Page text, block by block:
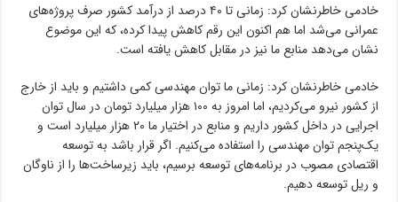
خادمی خاطرنشان کرد: زمانی تا ۴۰ درصد از درآمد کشور صرف پروژه‌های
عمرانی می‌شد اما هم اکنون این رقم کاهش پیدا کرده، که این موضوع
نشان می‌دهد منابع ما نیز در مقابل کاهش یافته است.
خادمی خاطرنشان کرد: زمانی ما توان مهندسی کمی داشتیم و باید از خارج
از کشور نیرو می‌کردیم، اما امروز به ۱۰۰ هزار میلیارد تومان در سال توان
اجرایی در داخل کشور داریم و منابع در اختیار ما ۲۰ هزار میلیارد است و
یک‌پنجم توان مهندسی را استفاده می‌کنیم. اگر قرار باشد به توسعه
اقتصادی مصوب در برنامه‌های توسعه برسیم، باید زیرساخت‌ها را از ناوگان
و ریل توسعه دهیم.